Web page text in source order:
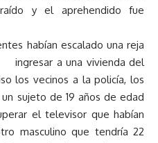
y el aprehendido fue
habían escalado una reja
ingresar a una vivienda del
los vecinos a la policía, los
sujeto de 19 años de edad
el televisor que habían
masculino que tendría 22